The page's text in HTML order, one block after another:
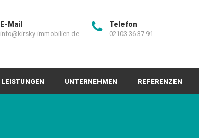
E-Mail
info@kirsky-immobilien.de
Telefon
02103 36 37 91
LEISTUNGEN UNTERNEHMEN REFERENZEN